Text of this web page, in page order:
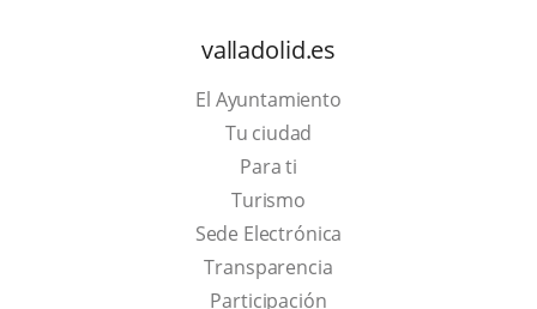
valladolid.es
El Ayuntamiento
Tu ciudad
Para ti
TurismoThis
link
will
open
Sede Electrónica
Transparencia
Participación